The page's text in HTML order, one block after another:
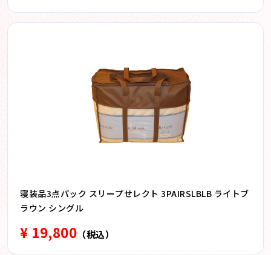
寝装品3点パック スリープせレクト 3PAIRSLBLB ライトブ
ラウン シングル
¥ 19,800 （税込）